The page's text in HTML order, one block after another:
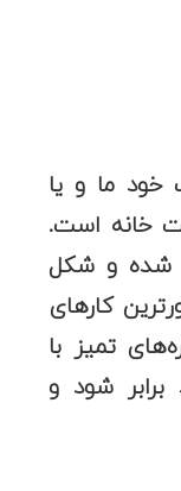
ما و یا
خانه است.
شده و شکل
کارهای
تمیز با
شود و